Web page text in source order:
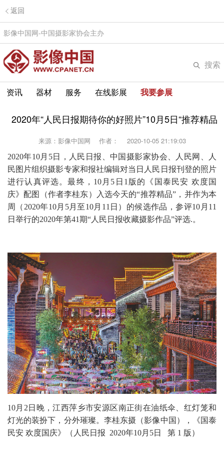
返回
影像中国网-中国摄影家协会主办
搜索
资讯 器材 服务 在线影展 我要参展
2020年“人民日报期待你的好照片”10月5日“推荐精品
来源：影像中国网 作者： 2020-10-05 21:19:03
2020年10月5日，人民日报、中国摄影家协会、人民网、人
民图片组织摄影专家和报社编辑对当日人民日报刊登的照片
进行认真评选。最终，10月5日1版的《国泰民安 欢度国
庆》配图（作者李桂东）入选今天的“推荐精品”，并作为本
周（2020年10月5月至10月11日）的候选作品，参评10月11
日举行的2020年第41期“人民日报收藏摄影作品”评选.。
10月2日晚，江西萍乡市安源区南正街在油纸伞、红灯笼和
灯光的装扮下，分外璀璨。李桂东摄（影像中国），《国泰
民安 欢度国庆》（人民日报 2020年10月5日 第 1 版）